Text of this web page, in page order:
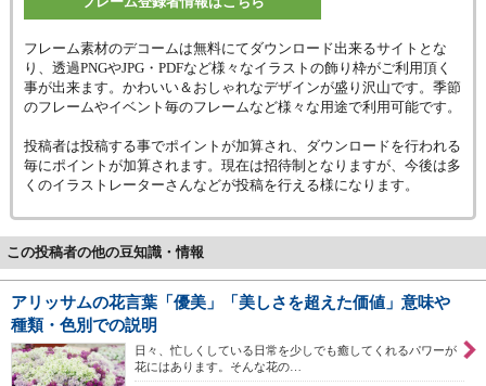
フレーム素材のデコームは無料にてダウンロード出来るサイトとな
り、透過PNGやJPG・PDFなど様々なイラストの飾り枠がご利用頂く
事が出来ます。かわいい＆おしゃれなデザインが盛り沢山です。季節
のフレームやイベント毎のフレームなど様々な用途で利用可能です。
投稿者は投稿する事でポイントが加算され、ダウンロードを行われる
毎にポイントが加算されます。現在は招待制となりますが、今後は多
くのイラストレーターさんなどが投稿を行える様になります。
この投稿者の他の豆知識・情報
アリッサムの花言葉「優美」「美しさを超えた価値」意味や
種類・色別での説明
日々、忙しくしている日常を少しでも癒してくれるパワーが
花にはあります。そんな花の…